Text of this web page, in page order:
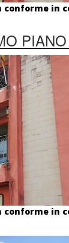
conforme in
PIANO
conforme in